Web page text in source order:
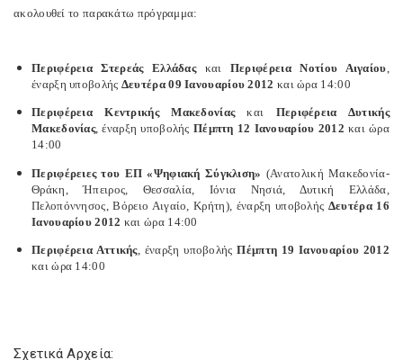
ακολουθεί το παρακάτω πρόγραμμα:
Περιφέρεια Στερεάς Ελλάδαςκαι Περιφέρεια Νοτίου Αιγαίου,
έναρξη υποβολής Δευτέρα 09 Ιανουαρίου 2012 και ώρα 14:00
Περιφέρεια Κεντρικής Μακεδονίαςκαι Περιφέρεια Δυτικής
Μακεδονίας, έναρξη υποβολής Πέμπτη 12 Ιανουαρίου 2012 και ώρα
14:00
Περιφέρειες του ΕΠ «Ψηφιακή Σύγκλιση» (Ανατολική Μακεδονία-
Θράκη, Ήπειρος, Θεσσαλία, Ιόνια Νησιά, Δυτική Ελλάδα,
Πελοπόννησος, Βόρειο Αιγαίο, Κρήτη), έναρξη υποβολής Δευτέρα 16
Ιανουαρίου 2012 και ώρα 14:00
Περιφέρεια Αττικής, έναρξη υποβολήςΠέμπτη 19 Ιανουαρίου 2012
και ώρα 14:00
Σχετικά Αρχεία: